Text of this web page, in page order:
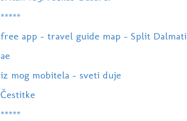
*****
free app - travel guide map - Split
ae
iz mog mobitela - sveti duje
Čestitke
*****